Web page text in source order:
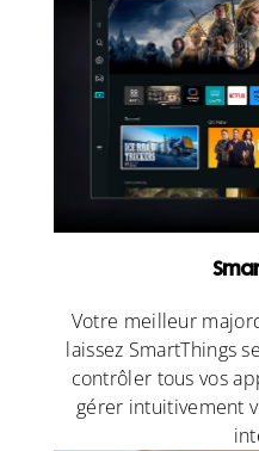
Votre meilleur
laissez SmartThings
contrôler tous vos
gérer intuitivement